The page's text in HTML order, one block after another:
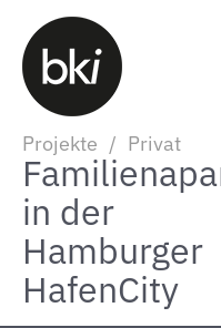
Projekte / Privat
in der
Hamburger
HafenCity